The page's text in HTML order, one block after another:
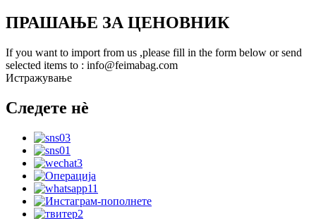
ПРАШАЊЕ ЗА ЦЕНОВНИК
If you want to import from us ,please fill in the form below or send
selected items to : info@feimabag.com
Истражување
Следете нè